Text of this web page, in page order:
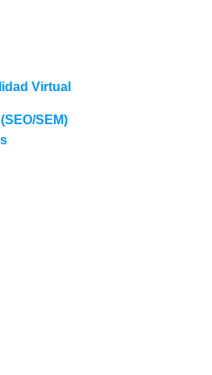
Virtual
SEM)